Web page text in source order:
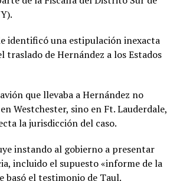
identificó una estipulación inexacta
traslado de Hernández a los Estados
que llevaba a Hernández no
Westchester, sino en Ft. Lauderdale,
la jurisdicción del caso.
instando al gobierno a presentar
incluido el supuesto «informe de la
basó el testimonio de Taul.